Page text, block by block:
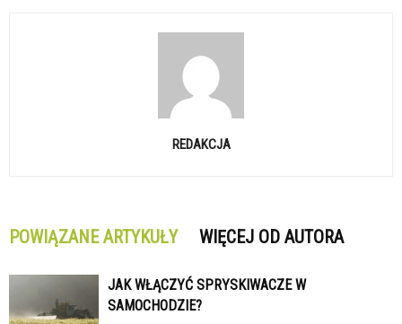
REDAKCJA
POWIĄZANE ARTYKUŁY WIĘCEJ OD AUTORA
JAK WŁĄCZYĆ SPRYSKIWACZE W
SAMOCHODZIE?